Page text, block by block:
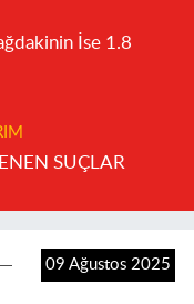
İse 1.8
SUÇLAR
09 Ağustos 2025